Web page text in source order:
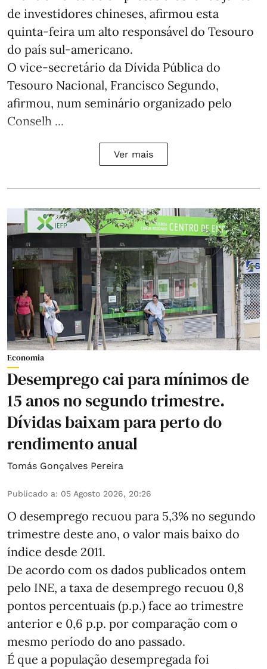
de investidores chineses, afirmou esta
quinta-feira um alto responsável do Tesouro
do país sul-americano.
O vice-secretário da Dívida Pública do
Tesouro Nacional, Francisco Segundo,
afirmou, num seminário organizado pelo
Conselh ...
Ver mais
Economia
Desemprego cai para mínimos de
15 anos no segundo trimestre.
Dívidas baixam para perto do
rendimento anual
Tomás Gonçalves Pereira
Publicado a: 05 Agosto 2026, 20:26
O desemprego recuou para 5,3% no segundo
trimestre deste ano, o valor mais baixo do
índice desde 2011.
De acordo com os dados publicados ontem
pelo INE, a taxa de desemprego recuou 0,8
pontos percentuais (p.p.) face ao trimestre
anterior e 0,6 p.p. por comparação com o
mesmo período do ano passado.
É que a população desempregada foi